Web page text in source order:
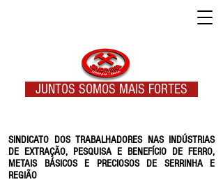
SINDICATO DOS TRABALHADORES NAS INDÚSTRIAS
DE EXTRAÇÃO, PESQUISA E BENEFÍCIO DE FERRO,
METAIS BÁSICOS E PRECIOSOS DE SERRINHA E
REGIÃO
JUNTOS SOMOS MAIS FORTES